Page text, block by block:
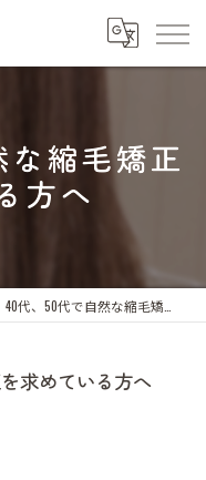
縮毛矯正
方へ
40代、50代で自然な縮毛矯正を求めている方へ
求めている方へ